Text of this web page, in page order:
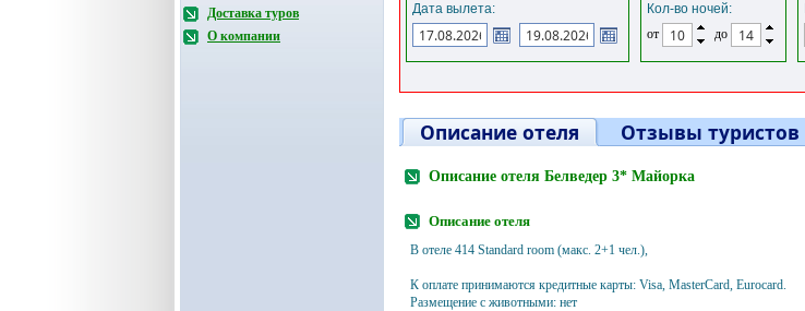
Доставка туров
О компании
Дата вылета:
Кол-во ночей:
от
до
Описание отеля Отзывы туристов
Описание отеля Белведер 3* Майорка
Описание отеля
В отеле 414 Standard room (макс. 2+1 чел.),
К оплате принимаются кредитные карты: Visa, MasterCard, Eurocard.
Размещение с животными: нет